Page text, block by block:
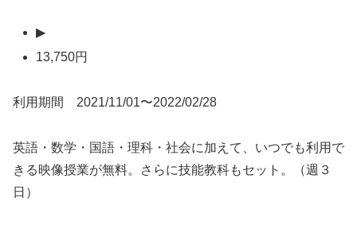
▶
13,750円
利用期間 2021/11/01〜2022/02/28
英語・数学・国語・理科・社会に加えて、いつでも利用で
きる映像授業が無料。さらに技能教科もセット。（週３
日）